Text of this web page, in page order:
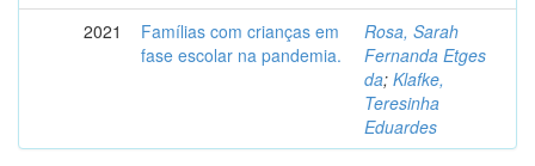
2021
Famílias com crianças em
fase escolar na pandemia.
Rosa, Sarah
Fernanda Etges
da; Klafke,
Teresinha
Eduardes